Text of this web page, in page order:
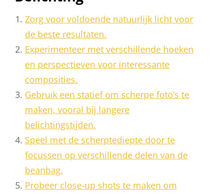
Zorg voor voldoende natuurlijk licht voor
de beste resultaten.
Experimenteer met verschillende hoeken
en perspectieven voor interessante
composities.
Gebruik een statief om scherpe foto’s te
maken, vooral bij langere
belichtingstijden.
Speel met de scherptediepte door te
focussen op verschillende delen van de
beanbag.
Probeer close-up shots te maken om